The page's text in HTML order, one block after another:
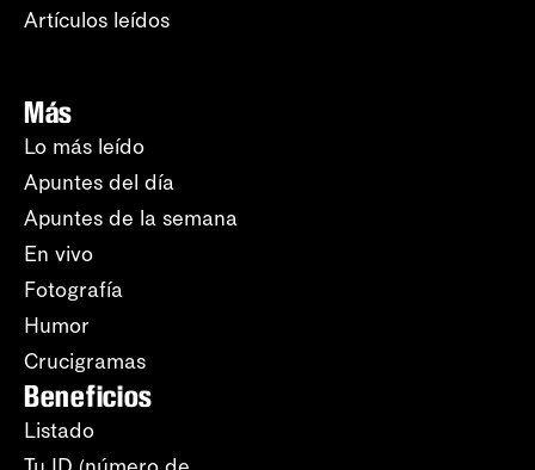
Artículos leídos
Más
Lo más leído
Apuntes del día
Apuntes de la semana
En vivo
Fotografía
Humor
Crucigramas
Beneficios
Listado